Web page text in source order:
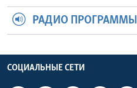
РАДИО ПРОГРАММЫ
СОЦИАЛЬНЫЕ СЕТИ